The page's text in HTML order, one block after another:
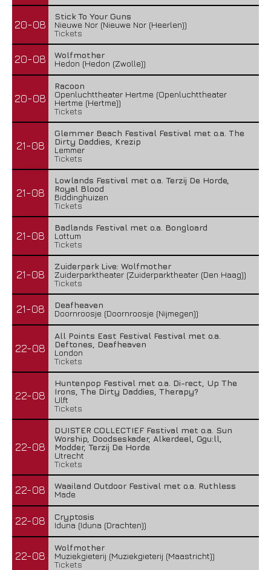
20-08
Stick To Your Guns
Nieuwe Nor (Nieuwe Nor (Heerlen))
Tickets
20-08
Wolfmother
Hedon (Hedon (Zwolle))
20-08
Racoon
Openluchttheater Hertme (Openluchttheater
Hertme (Hertme))
Tickets
21-08
Glemmer Beach Festival Festival met o.a. The
Dirty Daddies, Krezip
Lemmer
Tickets
21-08
Lowlands Festival met o.a. Terzij De Horde,
Royal Blood
Biddinghuizen
Tickets
21-08
Badlands Festival met o.a. Bongloard
Lottum
Tickets
21-08
Zuiderpark Live: Wolfmother
Zuiderparktheater (Zuiderparktheater (Den Haag))
Tickets
21-08
Deafheaven
Doornroosje (Doornroosje (Nijmegen))
22-08
All Points East Festival Festival met o.a.
Deftones, Deafheaven
London
Tickets
22-08
Huntenpop Festival met o.a. Di-rect, Up The
Irons, The Dirty Daddies, Therapy?
Ulft
Tickets
22-08
DUISTER COLLECTIEF Festival met o.a. Sun
Worship, Doodseskader, Alkerdeel, Ggu:ll,
Modder, Terzij De Horde
Utrecht
Tickets
22-08
Waailand Outdoor Festival met o.a. Ruthless
Made
22-08
Cryptosis
Iduna (Iduna (Drachten))
22-08
Wolfmother
Muziekgieterij (Muziekgieterij (Maastricht))
Tickets